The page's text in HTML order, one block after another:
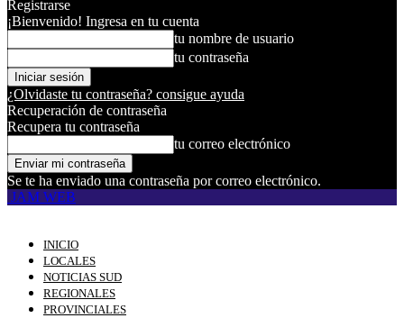
Registrarse
¡Bienvenido! Ingresa en tu cuenta
tu nombre de usuario
tu contraseña
¿Olvidaste tu contraseña? consigue ayuda
Recuperación de contraseña
Recupera tu contraseña
tu correo electrónico
Se te ha enviado una contraseña por correo electrónico.
JAM WEB
INICIO
LOCALES
NOTICIAS SUD
REGIONALES
PROVINCIALES